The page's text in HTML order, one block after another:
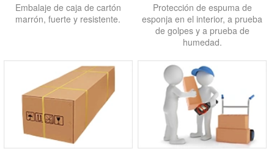
Embalaje de caja de cartón
marrón, fuerte y resistente.
Protección de espuma de
esponja en el interior, a prueba
de golpes y a prueba de
humedad.